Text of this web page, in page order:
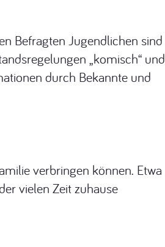
Befragten Jugendlichen sind
„komisch“ und
durch Bekannte und
verbringen können. Etwa
vielen Zeit zuhause